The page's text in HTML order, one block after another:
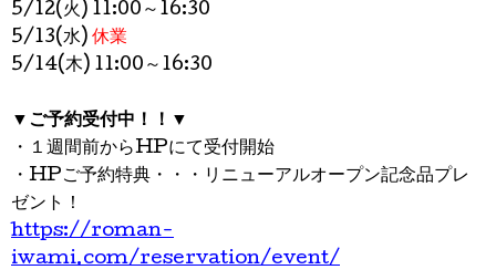
5/12(火) 11:00～16:30
5/13(水) 休業
5/14(木) 11:00～16:30
▼ ご予約受付中！！ ▼
・１週間前からHPにて受付開始
・HPご予約特典・・・リニューアルオープン記念品プレ
ゼント！
https://roman-
iwami.com/reservation/event/